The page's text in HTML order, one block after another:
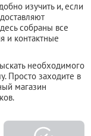
изучить и, если
собраны все
и контактные
необходимого
Просто заходите в
магазин